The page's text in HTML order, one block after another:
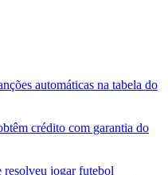
automáticas na tabela do
crédito com garantia do
resolveu jogar futebol